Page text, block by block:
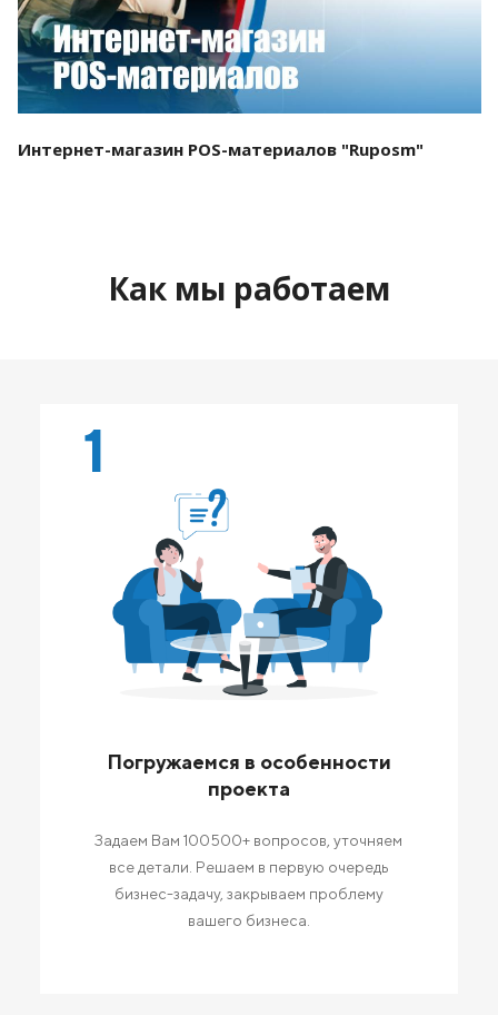
Интернет-магазин POS-материалов "Ruposm"
Как мы работаем
1
Погружаемся в особенности
проекта
Задаем Вам 100500+ вопросов, уточняем
все детали. Решаем в первую очередь
бизнес-задачу, закрываем проблему
вашего бизнеса.